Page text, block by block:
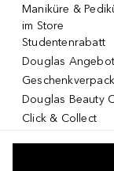
Maniküre &
im Store
Studentenrabatt
Douglas
Douglas Beauty
Click & Collect